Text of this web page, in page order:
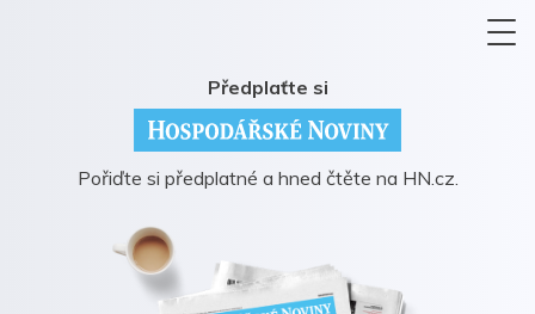
Předplaťte si
Pořiďte si předplatné a hned čtěte na HN.cz.